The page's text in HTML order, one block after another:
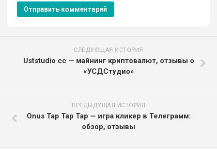
СЛЕДУЮЩАЯ ИСТОРИЯ
Uststudio cс — майнинг криптовалют, отзывы о
«УСДСтудио»
ПРЕДЫДУЩАЯ ИСТОРИЯ
Onus Tap Tap Tap — игра кликер в Телеграмм:
обзор, отзывы